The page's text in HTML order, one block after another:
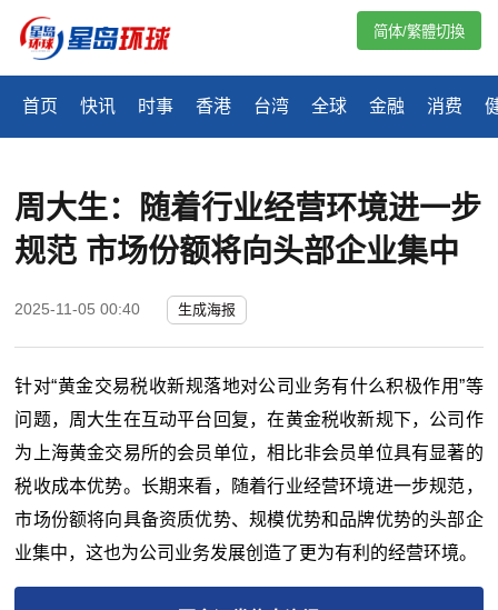
首页 快讯 时事 香港 台湾 全球 金融 消费
简体/繁體切換
周大生：随着行业经营环境进一步
规范 市场份额将向头部企业集中
2025-11-05 00:40 生成海报
针对“黄金交易税收新规落地对公司业务有什么积极作用”等
问题，周大生在互动平台回复，在黄金税收新规下，公司作
为上海黄金交易所的会员单位，相比非会员单位具有显著的
税收成本优势。长期来看，随着行业经营环境进一步规范，
市场份额将向具备资质优势、规模优势和品牌优势的头部企
业集中，这也为公司业务发展创造了更为有利的经营环境。